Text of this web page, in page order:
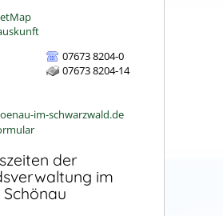
07673 8204-0
07673 8204-14
im-schwarzwald.de
der
im